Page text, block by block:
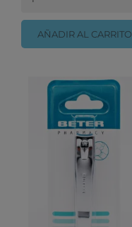
AÑADIR AL CARRITO